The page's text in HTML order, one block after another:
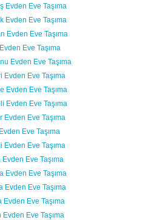
Evden Eve Taşıma
Evden Eve Taşıma
Evden Eve Taşıma
Eve Taşıma
Evden Eve Taşıma
Evden Eve Taşıma
Evden Eve Taşıma
Evden Eve Taşıma
Evden Eve Taşıma
Eve Taşıma
Evden Eve Taşıma
Evden Eve Taşıma
Evden Eve Taşıma
Evden Eve Taşıma
Evden Eve Taşıma
Evden Eve Taşıma